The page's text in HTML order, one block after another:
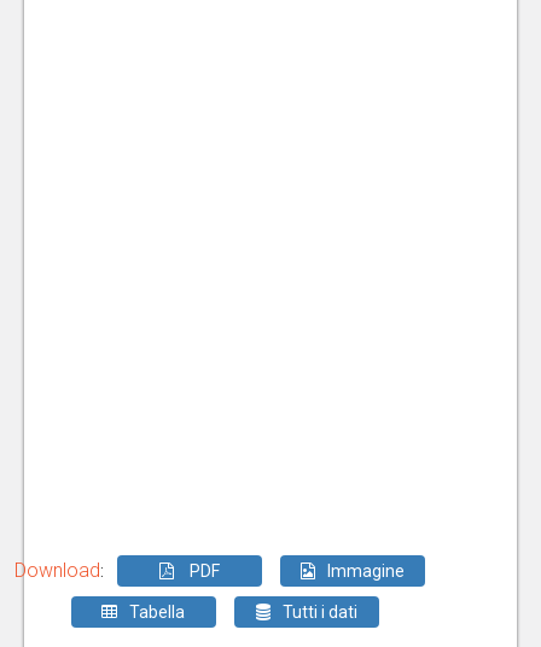
Download: PDF Immagine
Tabella Tutti i dati